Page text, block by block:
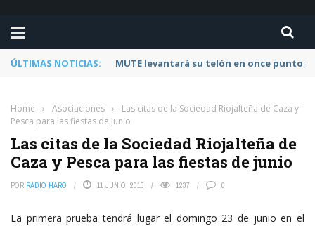
ÚLTIMAS NOTICIAS: Rescatado un ciclista accidentado en un
Home › Asociaciones ›
Las citas de la Sociedad Riojalteña de Caza y
Pesca para las fiestas de junio
Las citas de la Sociedad Riojalteña de
Caza y Pesca para las fiestas de junio
POR RADIO HARO 11 JUNIO, 2013 1237 0
La primera prueba tendrá lugar el domingo 23 de junio en el